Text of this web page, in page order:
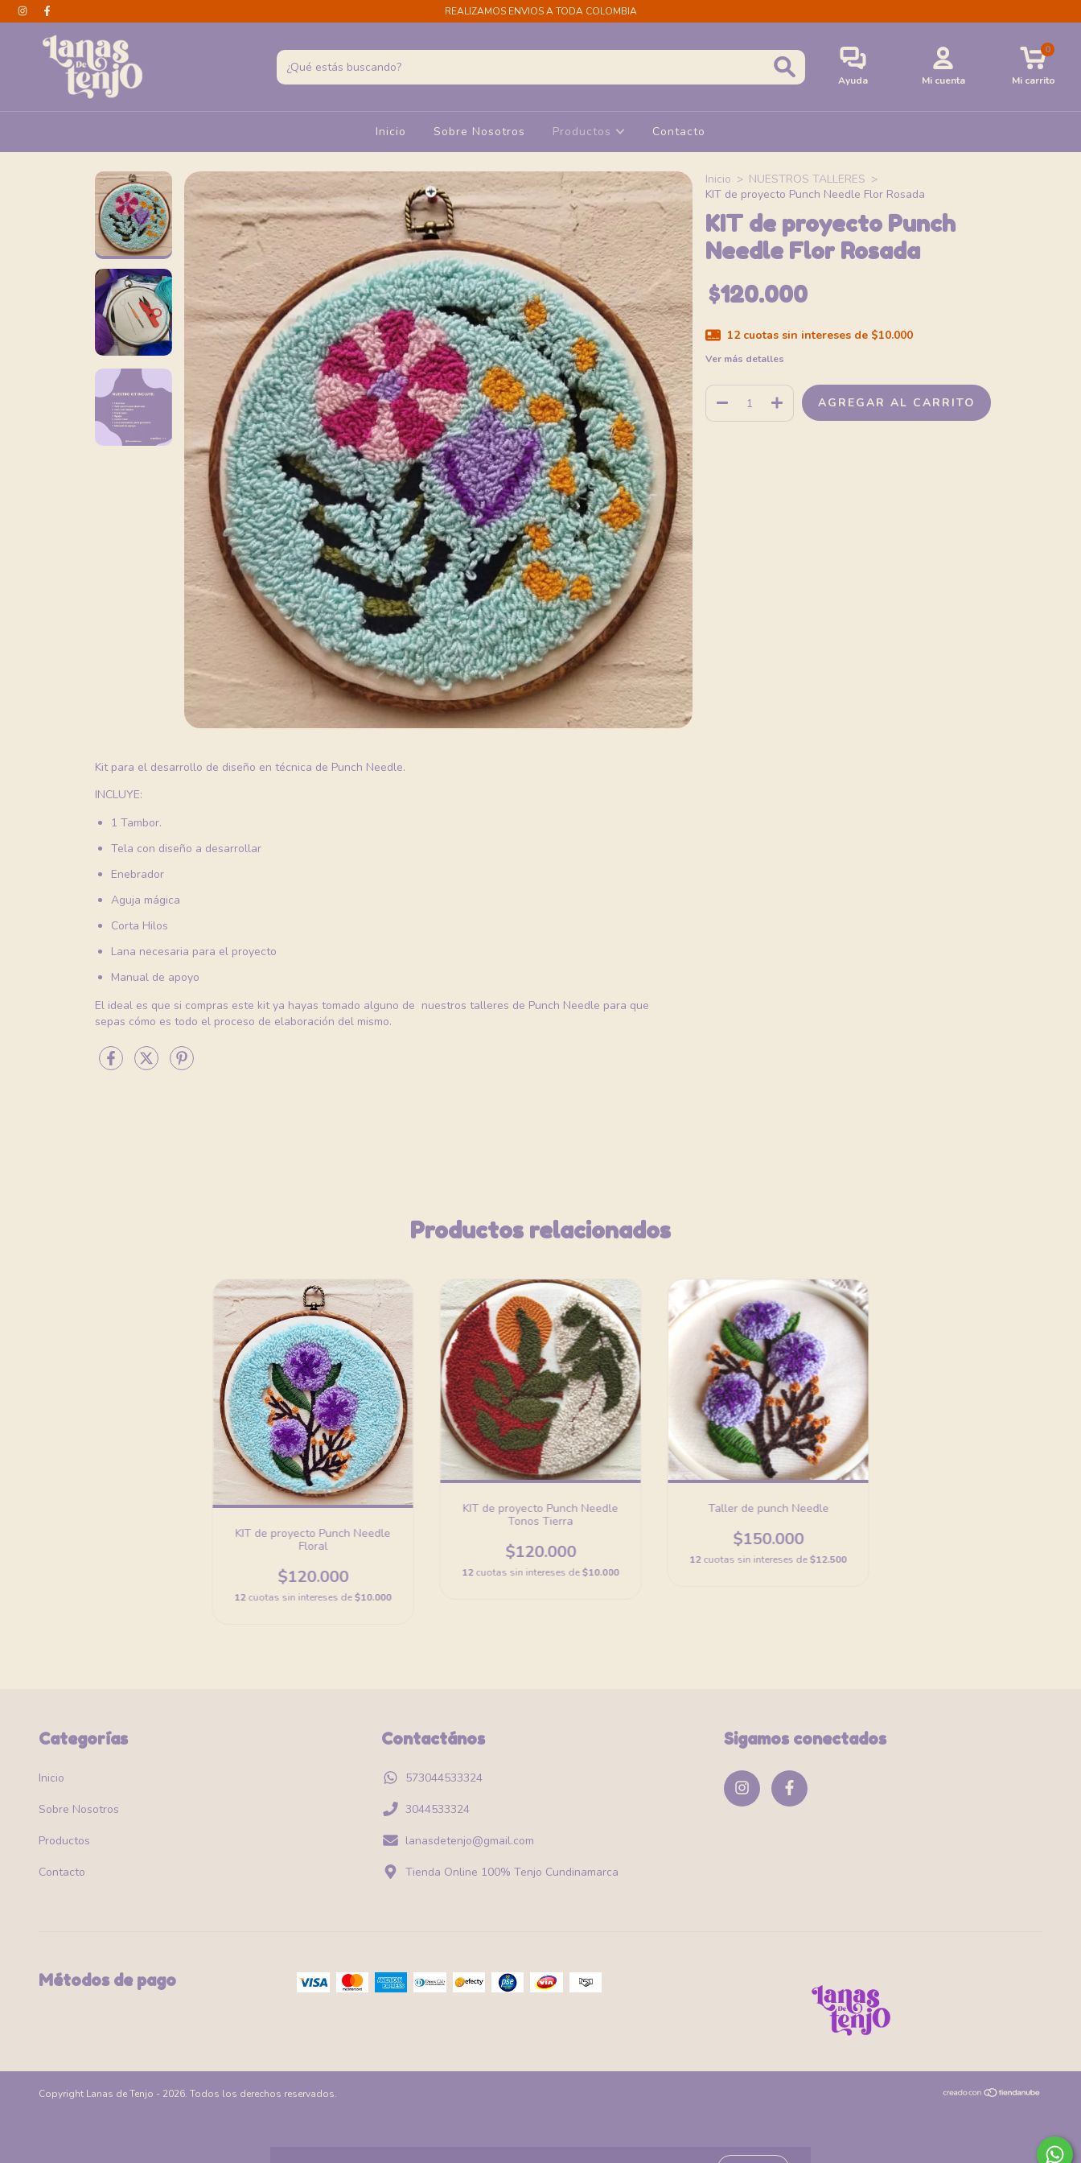
REALIZAMOS ENVIOS A TODA COLOMBIA
Ayuda Mi cuenta Mi carrito
0
Inicio Sobre Nosotros Productos Contacto
Kit para el desarrollo de diseño en técnica de Punch Needle.
INCLUYE:
1 Tambor.
Tela con diseño a desarrollar
Enebrador
Aguja mágica
Corta Hilos
Lana necesaria para el proyecto
Manual de apoyo
El ideal es que si compras este kit ya hayas tomado alguno de nuestros talleres de Punch Needle para que
sepas cómo es todo el proceso de elaboración del mismo.
Inicio > NUESTROS TALLERES >
KIT de proyecto Punch Needle Flor Rosada
KIT de proyecto Punch
Needle Flor Rosada
$120.000
12 cuotas sin intereses de $10.000
Ver más detalles
Productos relacionados
KIT de proyecto Punch Needle
Floral
$120.000
12 cuotas sin intereses de$10.000
KIT de proyecto Punch Needle
Tonos Tierra
$120.000
12 cuotas sin intereses de$10.000
Taller de punch Needle
$150.000
12 cuotas sin intereses de$12.500
Categorías
Inicio
Sobre Nosotros
Productos
Contacto
Contactános
573044533324
3044533324
lanasdetenjo@gmail.com
Tienda Online 100% Tenjo Cundinamarca
Sigamos conectados
Métodos de pago
Copyright Lanas de Tenjo - 2026. Todos los derechos reservados.